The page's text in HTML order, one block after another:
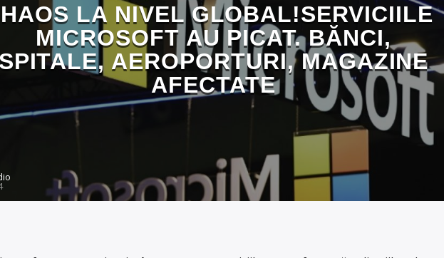
HAOS LA NIVEL GLOBAL!SERVICIILE
MICROSOFT AU PICAT. BĂNCI,
SPITALE, AEROPORTURI, MAGAZINE
AFECTATE